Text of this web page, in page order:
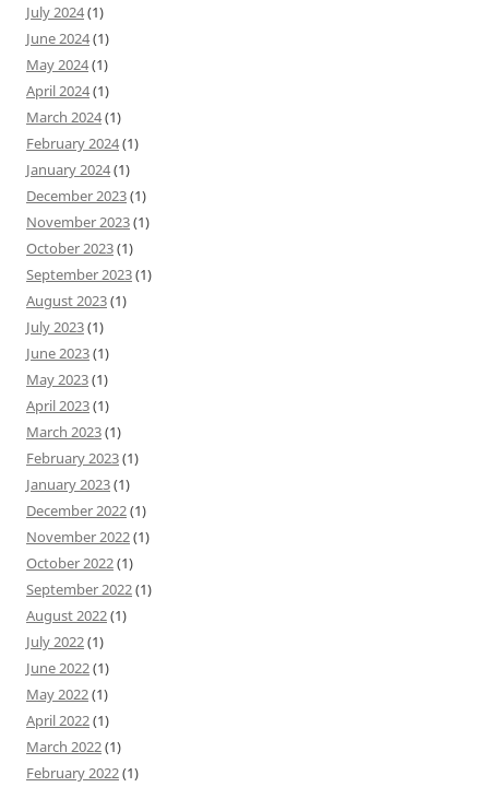
July 2024(1)
June 2024(1)
May 2024(1)
April 2024(1)
March 2024(1)
February 2024(1)
January 2024(1)
December 2023(1)
November 2023(1)
October 2023(1)
September 2023(1)
August 2023(1)
July 2023(1)
June 2023(1)
May 2023(1)
April 2023(1)
March 2023(1)
February 2023(1)
January 2023(1)
December 2022(1)
November 2022(1)
October 2022(1)
September 2022(1)
August 2022(1)
July 2022(1)
June 2022(1)
May 2022(1)
April 2022(1)
March 2022(1)
February 2022(1)